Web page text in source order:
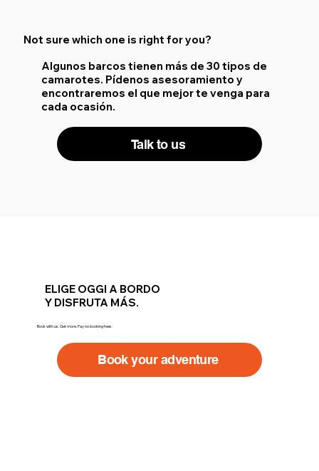
Not sure which one is right for you?
Algunos barcos tienen más de 30 tipos de
camarotes. Pídenos asesoramiento y
encontraremos el que mejor te venga para
cada ocasión.
Talk to us
ELIGE OGGI A BORDO
Y DISFRUTA MÁS.
Book with us. Get more. Pay no booking fees.
Book your adventure